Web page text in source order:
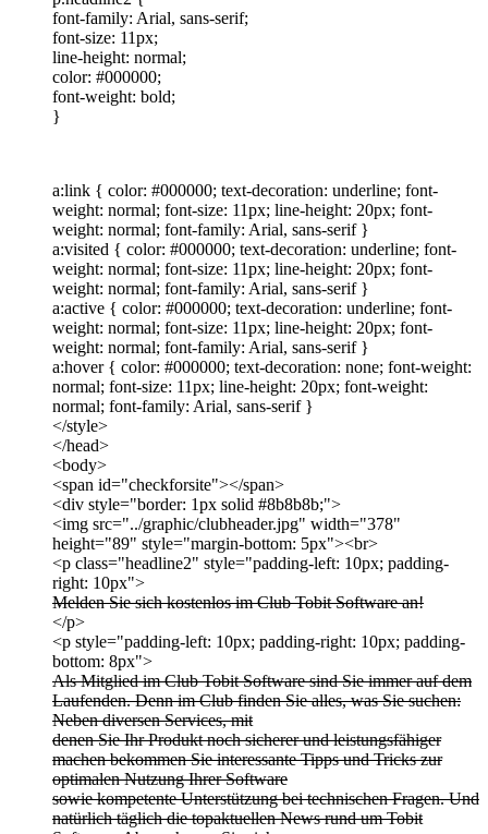
font-family: Arial, sans-serif;
font-size: 11px;
line-height: normal;
color: #000000;
font-weight: bold;
}
a:link { color: #000000; text-decoration: underline; font-
weight: normal; font-size: 11px; line-height: 20px; font-
weight: normal; font-family: Arial, sans-serif }
a:visited { color: #000000; text-decoration: underline; font-
weight: normal; font-size: 11px; line-height: 20px; font-
weight: normal; font-family: Arial, sans-serif }
a:active { color: #000000; text-decoration: underline; font-
weight: normal; font-size: 11px; line-height: 20px; font-
weight: normal; font-family: Arial, sans-serif }
a:hover { color: #000000; text-decoration: none; font-weight:
normal; font-size: 11px; line-height: 20px; font-weight:
normal; font-family: Arial, sans-serif }
</style>
</head>
<body>
<span id="checkforsite"></span>
<div style="border: 1px solid #8b8b8b;">
<img src="../graphic/clubheader.jpg" width="378"
height="89" style="margin-bottom: 5px"><br>
<p class="headline2" style="padding-left: 10px; padding-
right: 10px">
Melden Sie sich kostenlos im Club Tobit Software an!
</p>
<p style="padding-left: 10px; padding-right: 10px; padding-
bottom: 8px">
Als Mitglied im Club Tobit Software sind Sie immer auf dem
Laufenden. Denn im Club finden Sie alles, was Sie suchen:
Neben diversen Services, mit
denen Sie Ihr Produkt noch sicherer und leistungsfähiger
machen bekommen Sie interessante Tipps und Tricks zur
optimalen Nutzung Ihrer Software
sowie kompetente Unterstützung bei technischen Fragen. Und
natürlich täglich die topaktuellen News rund um Tobit